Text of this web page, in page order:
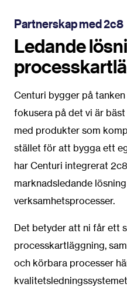
Partnerskap med 2c8
Ledande
Centuri bygger på
fokusera på det vi är
med produkter som
stället för att bygga ett
har Centuri integrerat
marknadsledande
verksamhetsprocesser.
Det betyder att ni får ett
processkartläggning,
och körbara processer